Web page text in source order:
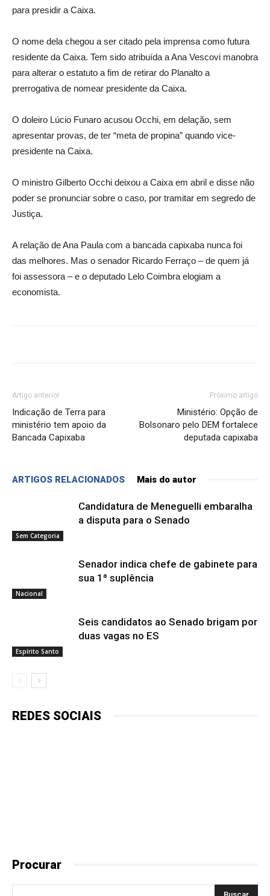
para presidir a Caixa.
O nome dela chegou a ser citado pela imprensa como futura
residente da Caixa. Tem sido atribuída a Ana Vescovi manobra
para alterar o estatuto a fim de retirar do Planalto a
prerrogativa de nomear presidente da Caixa.
O doleiro Lúcio Funaro acusou Occhi, em delação, sem
apresentar provas, de ter “meta de propina” quando vice-
presidente na Caixa.
O ministro Gilberto Occhi deixou a Caixa em abril e disse não
poder se pronunciar sobre o caso, por tramitar em segredo de
Justiça.
A relação de Ana Paula com a bancada capixaba nunca foi
das melhores. Mas o senador Ricardo Ferraço – de quem já
foi assessora – e o deputado Lelo Coimbra elogiam a
economista.
Artigo anterior
Indicação de Terra para
ministério tem apoio da
Bancada Capixaba
Próximo artigo
Ministério: Opção de
Bolsonaro pelo DEM fortalece
deputada capixaba
ARTIGOS RELACIONADOS Mais do autor
Sem Categoria
Candidatura de Meneguelli embaralha
a disputa para o Senado
Nacional
Senador indica chefe de gabinete para
sua 1ª suplência
Espírito Santo
Seis candidatos ao Senado brigam por
duas vagas no ES
REDES SOCIAIS
Procurar